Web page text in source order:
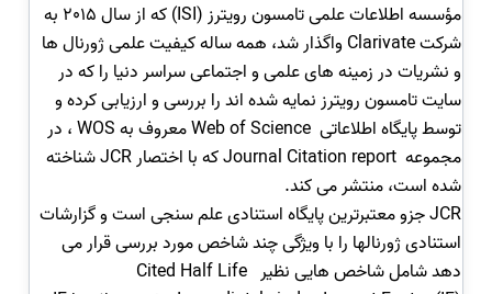
مؤسسه اطلاعات علمی تامسون رویترز (ISI) که از سال 2015 به
شرکت Clarivate واگذار شد، همه ساله کیفیت علمی ژورنال ها
و نشریات در زمینه های علمی و اجتماعی سراسر دنیا را که در
سایت تامسون رویترز نمایه شده اند را بررسی و ارزیابی کرده و
توسط پایگاه اطلاعاتی
Web of Science معروف به WOS ، در
مجموعه Journal Citation report که با اختصار JCR شناخته
شده است، منتشر می کند.
JCR جزو معتبرترین پایگاه استنادی علم سنجی است و گزارشات
استنادی ژورنالها را با ویژگی چند شاخص مورد بررسی قرار می
دهد شامل شاخص هایی نظیر Cited Half Life